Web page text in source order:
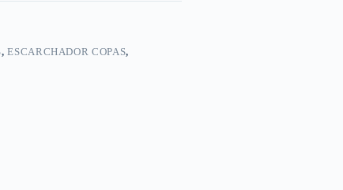
,ESCARCHADOR COPAS,